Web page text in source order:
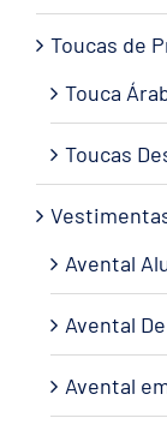
Toucas de
Touca
Toucas
Avental
Avental
Avental